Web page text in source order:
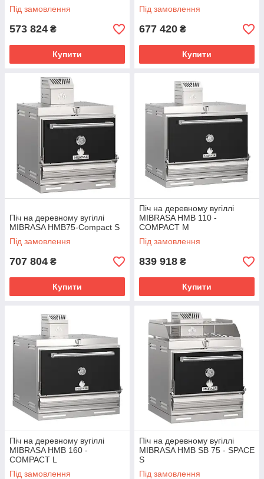
Під замовлення
573 824 ₴
Купити
Під замовлення
677 420 ₴
Купити
Піч на деревному вугіллі
MIBRASA HMB75-Compact S
Під замовлення
707 804 ₴
Купити
Піч на деревному вугіллі
MIBRASA HMB 110 -
COMPACT M
Під замовлення
839 918 ₴
Купити
Піч на деревному вугіллі
MIBRASA HMB 160 -
COMPACT L
Під замовлення
Піч на деревному вугіллі
MIBRASA HMB SB 75 - SPACE
S
Під замовлення